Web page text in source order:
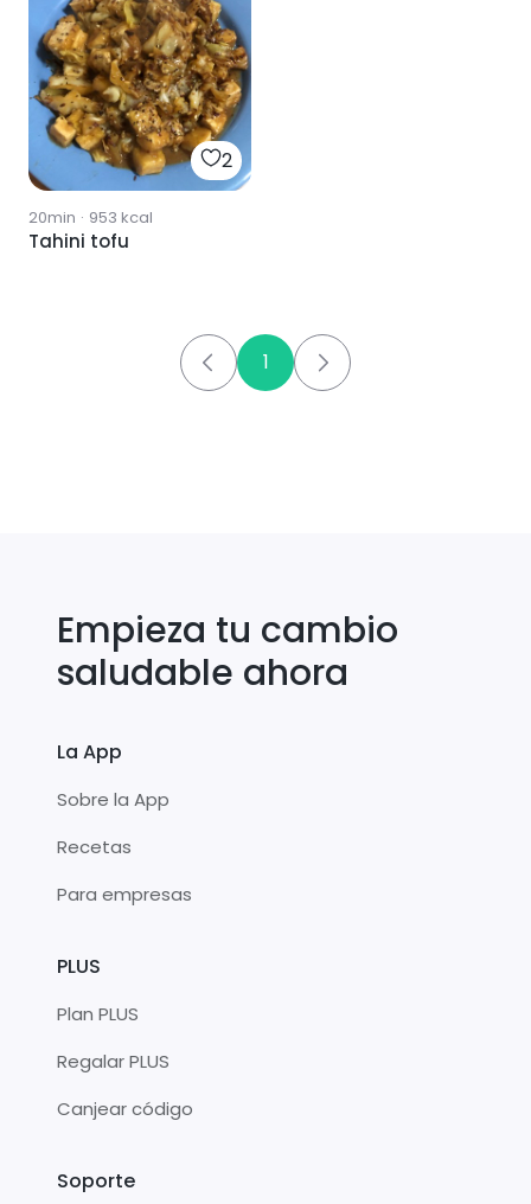
2
20min · 953 kcal
Tahini tofu
1
Empieza tu cambio
saludable ahora
La App
Sobre la App
Recetas
Para empresas
PLUS
Plan PLUS
Regalar PLUS
Canjear código
Soporte